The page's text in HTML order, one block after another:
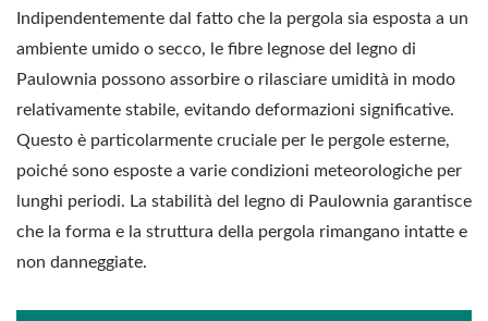
Indipendentemente dal fatto che la pergola sia esposta a un
ambiente umido o secco, le fibre legnose del legno di
Paulownia possono assorbire o rilasciare umidità in modo
relativamente stabile, evitando deformazioni significative.
Questo è particolarmente cruciale per le pergole esterne,
poiché sono esposte a varie condizioni meteorologiche per
lunghi periodi. La stabilità del legno di Paulownia garantisce
che la forma e la struttura della pergola rimangano intatte e
non danneggiate.